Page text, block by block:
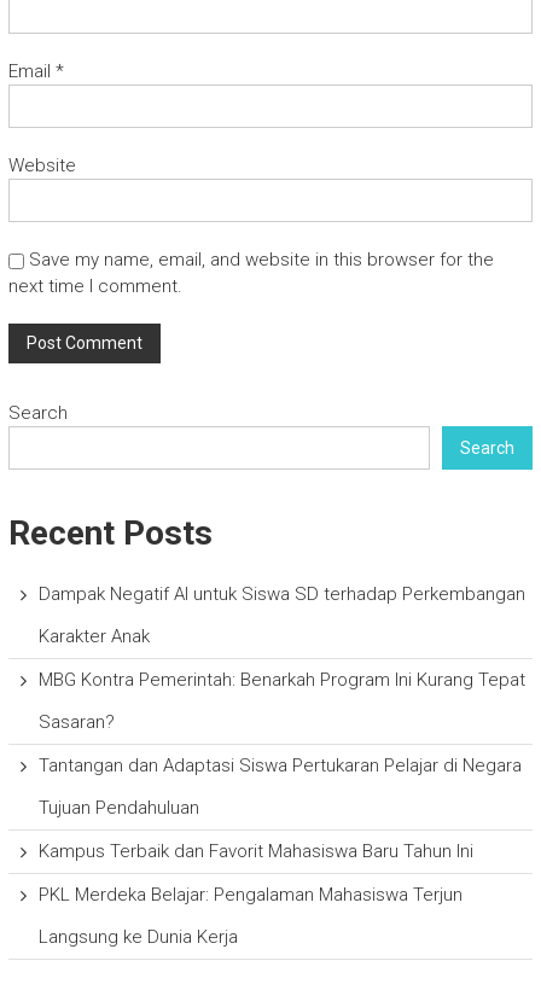
Email *
Website
Save my name, email, and website in this browser for the
next time I comment.
Search
Search
Recent Posts
Dampak Negatif AI untuk Siswa SD terhadap Perkembangan
Karakter Anak
MBG Kontra Pemerintah: Benarkah Program Ini Kurang Tepat
Sasaran?
Tantangan dan Adaptasi Siswa Pertukaran Pelajar di Negara
Tujuan Pendahuluan
Kampus Terbaik dan Favorit Mahasiswa Baru Tahun Ini
PKL Merdeka Belajar: Pengalaman Mahasiswa Terjun
Langsung ke Dunia Kerja